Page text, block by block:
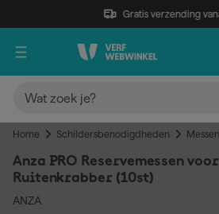
Gratis verzending
Home Schildersbenodigdheden
Anza PRO Reservemessen
Ruitenkrabber (10st)
ANZA